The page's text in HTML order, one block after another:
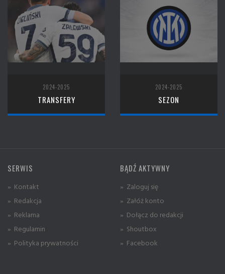
2024-2025
TRANSFERY
2024-2025
SEZON
SERWIS
» Kontakt
» Redakcja
» Reklama
» Regulamin
» Polityka prywatności
BĄDŹ AKTYWNY
» Zaloguj się
» Załóż konto
» Dołącz do redakcji
» Shoutbox
» Facebook